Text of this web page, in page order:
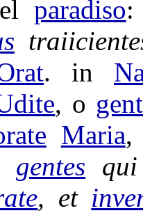
paradiso
. in
, o
Maria
gentes
, et